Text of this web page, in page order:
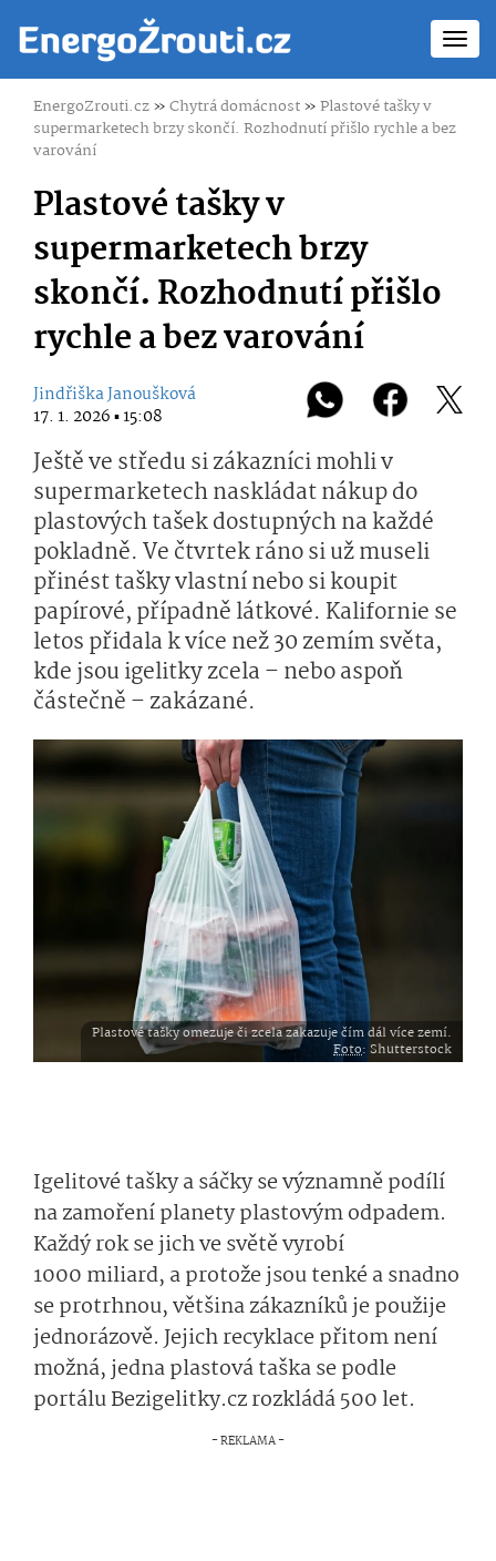
EnergoZrouti.cz»Chytrá domácnost»Plastové tašky v
supermarketech brzy skončí. Rozhodnutí přišlo rychle a bez
varování
Plastové tašky v
supermarketech brzy
skončí. Rozhodnutí přišlo
rychle a bez varování
Jindřiška Janoušková
17. 1. 2026 ▪ 15:08
Ještě ve středu si zákazníci mohli v
supermarketech naskládat nákup do
plastových tašek dostupných na každé
pokladně. Ve čtvrtek ráno si už museli
přinést tašky vlastní nebo si koupit
papírové, případně látkové. Kalifornie se
letos přidala k více než 30 zemím světa,
kde jsou igelitky zcela – nebo aspoň
částečně – zakázané.
Plastové tašky omezuje či zcela zakazuje čím dál více zemí.
Foto: Shutterstock
Igelitové tašky a sáčky se významně podílí
na zamoření planety plastovým odpadem.
Každý rok se jich ve světě vyrobí
1000 miliard, a protože jsou tenké a snadno
se protrhnou, většina zákazníků je použije
jednorázově. Jejich recyklace přitom není
možná, jedna plastová taška se podle
portálu Bezigelitky.cz rozkládá 500 let.